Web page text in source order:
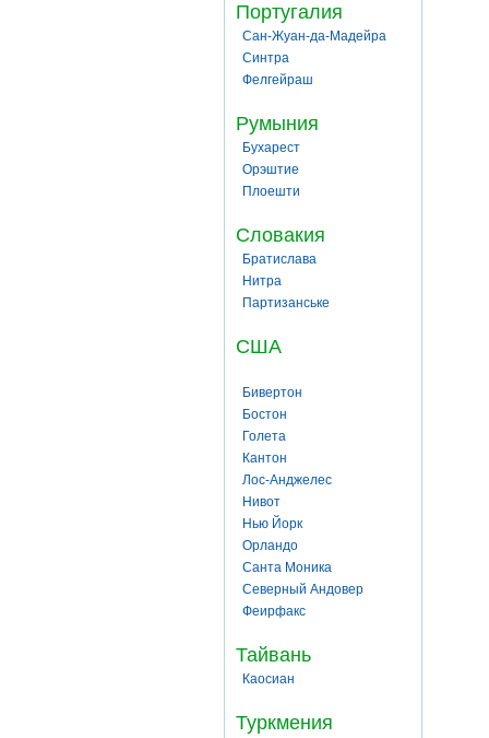
Португалия
Сан-Жуан-да-Мадейра
Синтра
Фелгейраш
Румыния
Бухарест
Орэштие
Плоешти
Словакия
Братислава
Нитра
Партизанське
США
Бивертон
Бостон
Голета
Кантон
Лос-Анджелес
Нивот
Нью Йорк
Орландо
Санта Моника
Северный Андовер
Феирфакс
Тайвань
Каосиан
Туркмения